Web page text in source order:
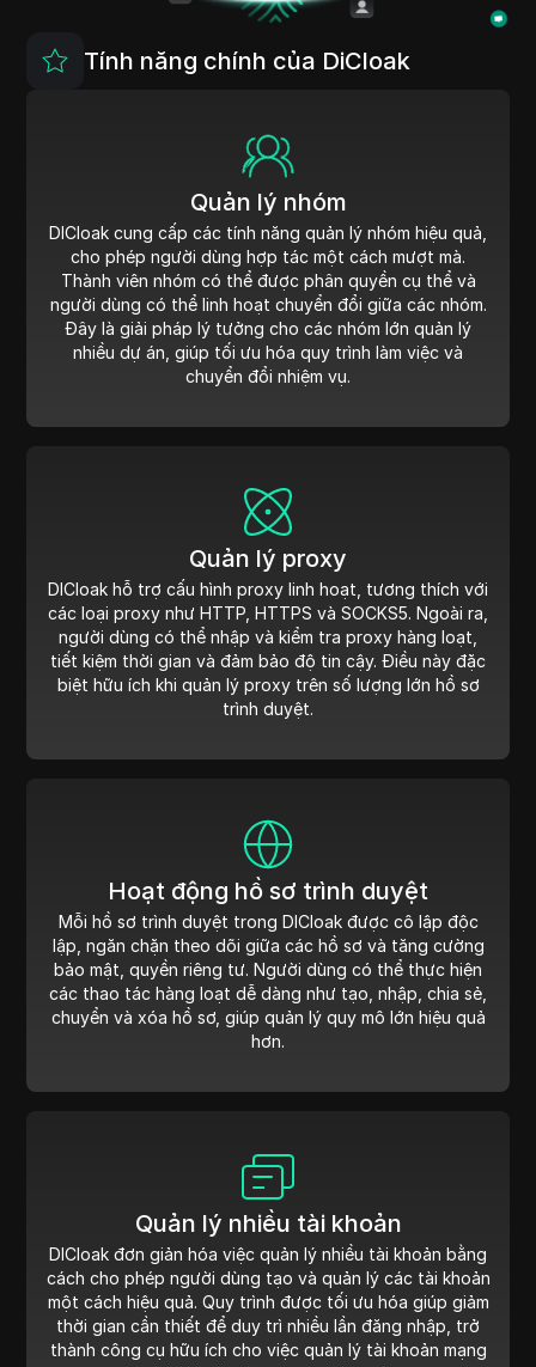
Tính năng chính của DiCloak
Quản lý nhóm
DICloak cung cấp các tính năng quản lý nhóm hiệu quả,
cho phép người dùng hợp tác một cách mượt mà.
Thành viên nhóm có thể được phân quyền cụ thể và
người dùng có thể linh hoạt chuyển đổi giữa các nhóm.
Đây là giải pháp lý tưởng cho các nhóm lớn quản lý
nhiều dự án, giúp tối ưu hóa quy trình làm việc và
chuyển đổi nhiệm vụ.
Quản lý proxy
DICloak hỗ trợ cấu hình proxy linh hoạt, tương thích với
các loại proxy như HTTP, HTTPS và SOCKS5. Ngoài ra,
người dùng có thể nhập và kiểm tra proxy hàng loạt,
tiết kiệm thời gian và đảm bảo độ tin cậy. Điều này đặc
biệt hữu ích khi quản lý proxy trên số lượng lớn hồ sơ
trình duyệt.
Hoạt động hồ sơ trình duyệt
Mỗi hồ sơ trình duyệt trong DICloak được cô lập độc
lập, ngăn chặn theo dõi giữa các hồ sơ và tăng cường
bảo mật, quyền riêng tư. Người dùng có thể thực hiện
các thao tác hàng loạt dễ dàng như tạo, nhập, chia sẻ,
chuyển và xóa hồ sơ, giúp quản lý quy mô lớn hiệu quả
hơn.
Quản lý nhiều tài khoản
DICloak đơn giản hóa việc quản lý nhiều tài khoản bằng
cách cho phép người dùng tạo và quản lý các tài khoản
một cách hiệu quả. Quy trình được tối ưu hóa giúp giảm
thời gian cần thiết để duy trì nhiều lần đăng nhập, trở
thành công cụ hữu ích cho việc quản lý tài khoản mạng